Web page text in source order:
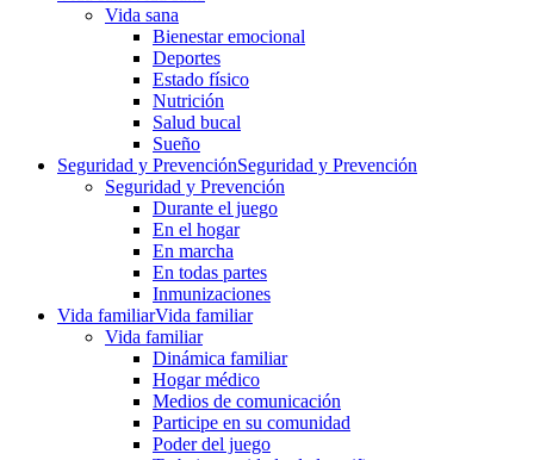
Vida sana
Bienestar emocional
Deportes
Estado físico
Nutrición
Salud bucal
Sueño
Seguridad y PrevenciónSeguridad y Prevención
Seguridad y Prevención
Durante el juego
En el hogar
En marcha
En todas partes
Inmunizaciones
Vida familiarVida familiar
Vida familiar
Dinámica familiar
Hogar médico
Medios de comunicación
Participe en su comunidad
Poder del juego